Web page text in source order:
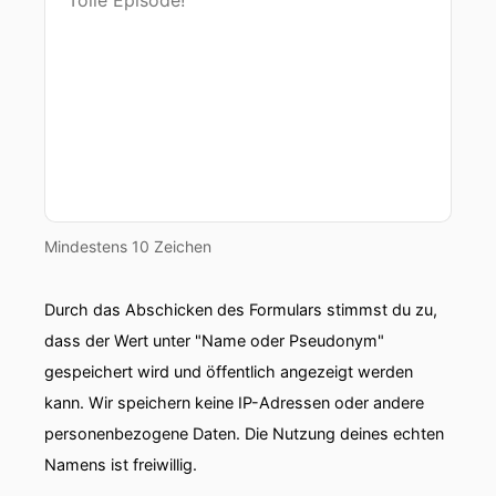
00:00:58: So können eigentlich harmlose
00:01:02: Und Impfungen keinen Schutz bieten.
00:01:04: Das zu ändern.
00:01:06: Menschen mit den meist unheilbaren
Erkrankungen das Leben erträglicher zu
machen, das ist
Mindestens 10 Zeichen
Durch das Abschicken des Formulars stimmst du zu,
dass der Wert unter "Name oder Pseudonym"
gespeichert wird und öffentlich angezeigt werden
kann. Wir speichern keine IP-Adressen oder andere
personenbezogene Daten. Die Nutzung deines echten
Namens ist freiwillig.